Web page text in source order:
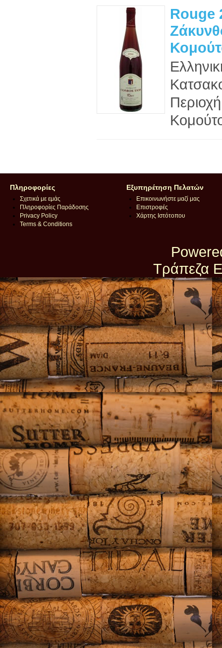
Rouge
Πληροφορίες
Σχετικά με εμάς
Πληροφορίες Παράδοσης
Privacy Policy
Terms & Conditions
Εξυπηρέτηση Πελατών
Επικοινωνήστε μαζί μας
Επιστροφές
Χάρτης Ιστότοπου
Τράπεζα